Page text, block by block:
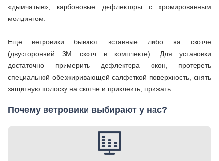
«дымчатые», карбоновые дефлекторы с хромированным
молдингом.
Еще ветровики бывают вставные либо на скотче
(двусторонний 3М скотч в комплекте). Для установки
достаточно примерить дефлектора окон, протереть
специальной обезжиривающей салфеткой поверхность, снять
защитную полоску на скотче и приклеить, прижать.
Почему ветровики выбирают у нас?